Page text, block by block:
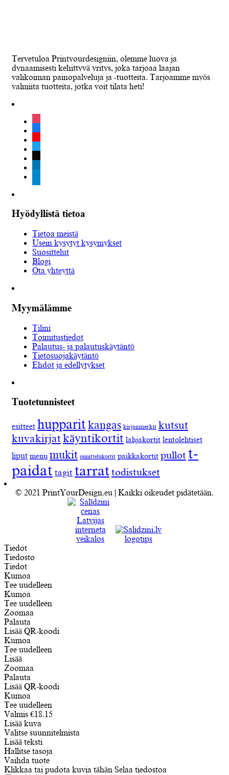
Tervetuloa Printyourdesigniin, olemme luova ja
dynaamisesti kehittyvä yritys, joka tarjoaa laajan
valikoiman painopalveluja ja -tuotteita. Tarjoamme myös
valmiita tuotteita, jotka voit tilata heti!
instagram
facebook
youtube
twitter
tiktok
Hyödyllistä tietoa
Tietoa meistä
Usein kysytyt kysymykset
Suosittelut
Blogi
Ota yhteyttä
Myymälämme
Tilini
Toimitustiedot
Palautus- ja palautuskäytäntö
Tietosuojakäytäntö
Ehdot ja edellytykset
Tuotetunnisteet
esitteet hupparit kangas kirjanmerkit kutsut
kuvakirjatkäyntikortit lahjakortit lentolehtiset
liput menu mukit onnittelukortit paikkakortit pullott-
paidat tagit tarrattodistukset
© 2021 PrintYourDesign.eu | Kaikki oikeudet pidätetään.
Tiedot
Tiedosto
Tiedot
Kumoa
Tee uudelleen
Kumoa
Tee uudelleen
Zoomaa
Palauta
Lisää QR-koodi
Kumoa
Tee uudelleen
Lisää
Zoomaa
Palauta
Lisää QR-koodi
Kumoa
Tee uudelleen
Valmis €18.15
Lisää kuva
Valitse suunnitelmista
Lisää teksti
Hallitse tasoja
Vaihda tuote
Klikkaa tai pudota kuvia tähän Selaa tiedostoa